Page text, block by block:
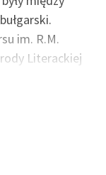
im. R.M.
Literackiej
tematyki